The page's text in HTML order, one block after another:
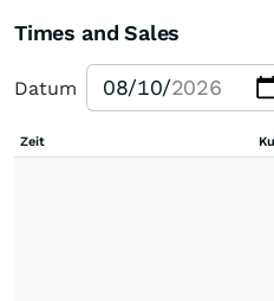
Times and Sales
Datum
Zeit